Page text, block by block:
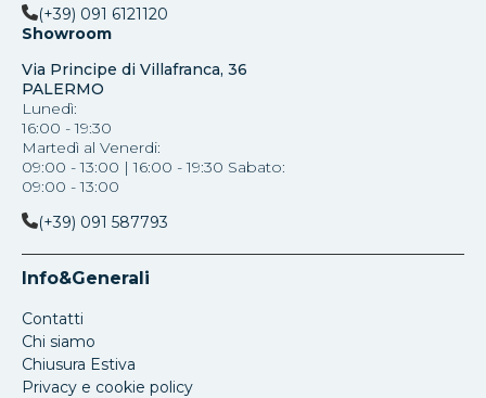
(+39) 091 6121120
Showroom
Via Principe di Villafranca, 36
PALERMO
Lunedì:
16:00 - 19:30
Martedì al Venerdi:
09:00 - 13:00 | 16:00 - 19:30 Sabato:
09:00 - 13:00
(+39) 091 587793
Info&Generali
Contatti
Chi siamo
Chiusura Estiva
Privacy e cookie policy